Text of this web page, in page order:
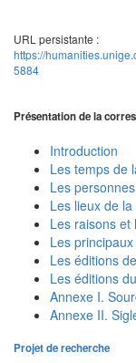
URL persistante :
https://
5884
Présentation de la
Introduction
Les temps de
Les
Les lieux de
Les raisons et
Les
Les éditions
Les éditions
Annexe I.
Annexe II.
Projet de recherche